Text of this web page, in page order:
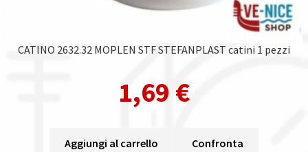
CATINO 2632.32 MOPLEN STF STEFANPLAST catini 1 pezzi
1,69 €
Aggiungi al carrello Confronta